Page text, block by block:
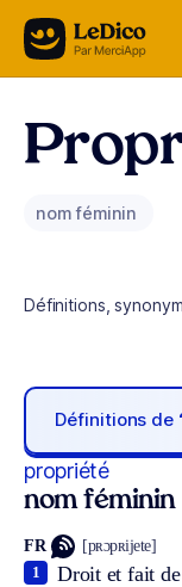
Aller au contenu
nom féminin
Définitions,
Définitions de
propriété
nom féminin
FR [pʀɔpʀijete]
Droit et fait de
1